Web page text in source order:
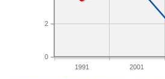
1991 2001
0
2